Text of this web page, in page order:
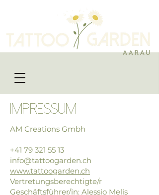
Impressum
AM Creations Gmbh
+41 79 321 55 13
info@tattoogarden.ch
www.tattoogarden.ch
Vertretungsberechtigte/r
Geschäftsführer/in: Alessio Melis